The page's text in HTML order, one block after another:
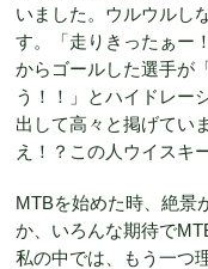
いました。ウルウルし
す。「走りきったぁー
からゴールした選手が
う！！」とハイドレー
出して高々と掲げてい
え！？この人ウイスキ
MTBを始めた時、絶景
か、いろんな期待で
私の中では、もう一つ